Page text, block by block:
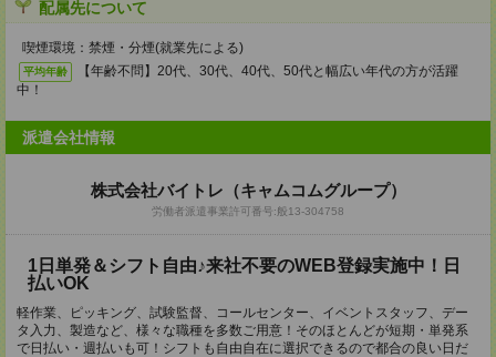
配属先について
喫煙環境：禁煙・分煙(就業先による)
平均年齢
【年齢不問】20代、30代、40代、50代と幅広い年代の方が活躍
中！
派遣会社情報
株式会社バイトレ（キャムコムグループ）
労働者派遣事業許可番号:般13-304758
1日単発＆シフト自由♪来社不要のWEB登録実施中！日
払いOK
軽作業、ピッキング、試験監督、コールセンター、イベントスタッフ、デー
タ入力、製造など、様々な職種を多数ご用意！そのほとんどが短期・単発系
で日払い・週払いも可！シフトも自由自在に選択できるので都合の良い日だ